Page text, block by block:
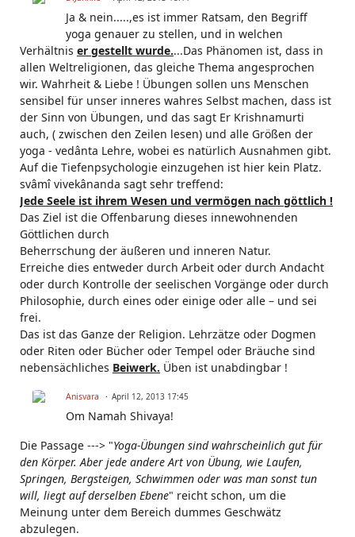
Ja & nein.....,es ist immer Ratsam, den Begriff
yoga genauer zu stellen, und in welchen
Verhältnis er gestellt wurde....Das Phänomen ist, dass in
allen Weltreligionen, das gleiche Thema angesprochen
wir. Wahrheit & Liebe ! Übungen sollen uns Menschen
sensibel für unser inneres wahres Selbst machen, dass ist
der Sinn von Übungen, und das sagt Er Krishnamurti
auch, ( zwischen den Zeilen lesen) und alle Größen der
yoga - vedânta Lehre, wobei es natürlich Ausnahmen gibt.
Auf die Tiefenpsychologie einzugehen ist hier kein Platz.
svâmî vivekânanda sagt sehr treffend:
Jede Seele ist ihrem Wesen und vermögen nach göttlich !
Das Ziel ist die Offenbarung dieses innewohnenden
Göttlichen durch
Beherrschung der äußeren und inneren Natur.
Erreiche dies entweder durch Arbeit oder durch Andacht
oder durch Kontrolle der seelischen Vorgänge oder durch
Philosophie, durch eines oder einige oder alle – und sei
frei.
Das ist das Ganze der Religion. Lehrzätze oder Dogmen
oder Riten oder Bücher oder Tempel oder Bräuche sind
nebensächliches Beiwerk. Üben ist unabdingbar !
Anisvara April 12, 2013 17:45
Om Namah Shivaya!
Die Passage ---> "Yoga-Übungen sind wahrscheinlich gut für
den Körper. Aber jede andere Art von Übung, wie Laufen,
Springen, Bergsteigen, Schwimmen oder was man sonst tun
will, liegt auf derselben Ebene" reicht schon, um die
Meinung unter dem Bereich dummes Geschwätz
abzulegen.